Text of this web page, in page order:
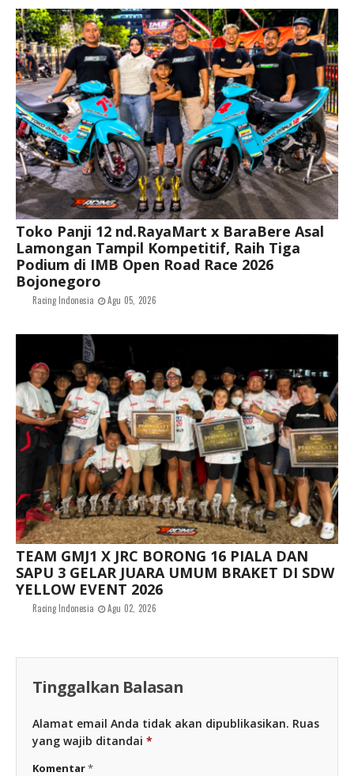
Toko Panji 12 nd.RayaMart x BaraBere Asal
Lamongan Tampil Kompetitif, Raih Tiga
Podium di IMB Open Road Race 2026
Bojonegoro
Racing Indonesia Agu 05, 2026
TEAM GMJ1 X JRC BORONG 16 PIALA DAN
SAPU 3 GELAR JUARA UMUM BRAKET DI SDW
YELLOW EVENT 2026
Racing Indonesia Agu 02, 2026
Tinggalkan Balasan
Alamat email Anda tidak akan dipublikasikan. Ruas
yang wajib ditandai *
Komentar*